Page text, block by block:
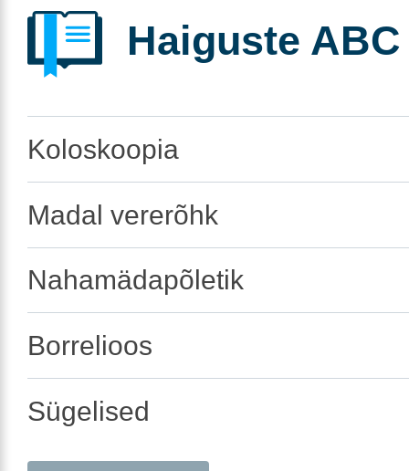
Haiguste ABC
Koloskoopia
Madal vererõhk
Nahamädapõletik
Borrelioos
Sügelised